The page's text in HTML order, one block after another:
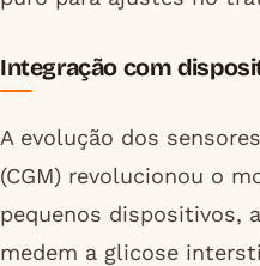
Integração com
A evolução dos
(CGM) revolucionou o
pequenos dispositivos,
medem a glicose